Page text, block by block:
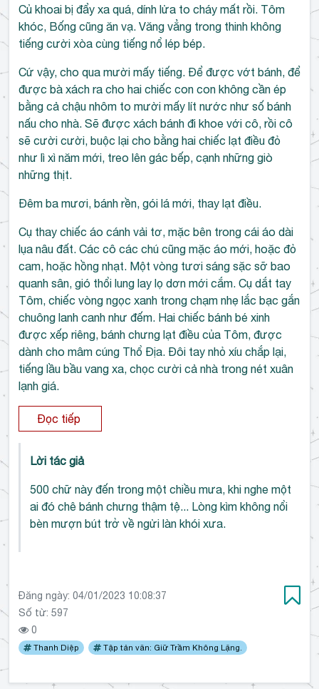
Củ khoai bị đẩy xa quá, dính lửa to cháy mất rồi. Tôm
khóc, Bống cũng ăn vạ. Văng vẳng trong thinh không
tiếng cười xòa cùng tiếng nổ lép bép.
Cứ vậy, cho qua mười mấy tiếng. Để được vớt bánh, để
được bà xách ra cho hai chiếc con con không cần ép
bằng cả chậu nhôm to mười mấy lít nước như số bánh
nấu cho nhà. Sẽ được xách bánh đi khoe với cô, rồi cô
sẽ cười cười, buộc lại cho bằng hai chiếc lạt điều đỏ
như lì xì năm mới, treo lên gác bếp, cạnh những giò
những thịt.
Đêm ba mươi, bánh rền, gói lá mới, thay lạt điều.
Cụ thay chiếc áo cánh vải tơ, mặc bên trong cái áo dài
lụa nâu đất. Các cô các chú cũng mặc áo mới, hoặc đỏ
cam, hoặc hồng nhạt. Một vòng tươi sáng sặc sỡ bao
quanh sân, gió thổi lung lay lọ dơn mới cắm. Cụ dắt tay
Tôm, chiếc vòng ngọc xanh trong chạm nhẹ lắc bạc gắn
chuông lanh canh như đếm. Hai chiếc bánh bé xinh
được xếp riêng, bánh chưng lạt điều của Tôm, được
dành cho mâm cúng Thổ Địa. Đôi tay nhỏ xíu chắp lại,
tiếng lầu bầu vang xa, chọc cười cả nhà trong nét xuân
lạnh giá.
Đọc tiếp
Lời tác giả
500 chữ này đến trong một chiều mưa, khi nghe một
ai đó chê bánh chưng thậm tệ... Lòng kìm không nổi
bèn mượn bút trở về ngửi làn khói xưa.
Đăng ngày: 04/01/2023 10:08:37
Số từ: 597
0
Thanh Diệp Tập tản văn: Giữ Trầm Không Lặng.